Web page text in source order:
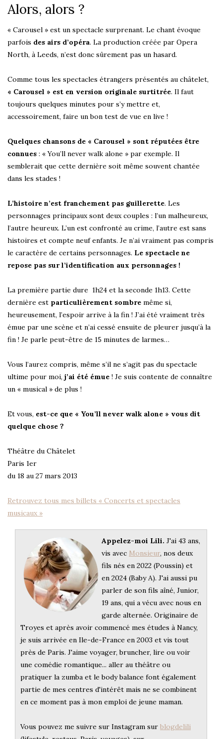
Alors, alors ?
« Carousel » est un spectacle surprenant. Le chant évoque
parfois des airs d’opéra. La production créée par Opera
North, à Leeds, n’est donc sûrement pas un hasard.
Comme tous les spectacles étrangers présentés au châtelet,
« Carousel » est en version originale surtitrée. Il faut
toujours quelques minutes pour s’y mettre et,
accessoirement, faire un bon test de vue en live !
Quelques chansons de « Carousel » sont réputées être
connues : « You’ll never walk alone » par exemple. Il
semblerait que cette dernière soit même souvent chantée
dans les stades !
L’histoire n’est franchement pas guillerette. Les
personnages principaux sont deux couples : l’un malheureux,
l’autre heureux. L’un est confronté au crime, l’autre est sans
histoires et compte neuf enfants. Je n’ai vraiment pas compris
le caractère de certains personnages. Le spectacle ne
repose pas sur l’identification aux personnages !
La première partie dure 1h24 et la seconde 1h13. Cette
dernière est particulièrement sombre même si,
heureusement, l’espoir arrive à la fin ! J’ai été vraiment très
émue par une scène et n’ai cessé ensuite de pleurer jusqu’à la
fin ! Je parle peut-être de 15 minutes de larmes…
Vous l’aurez compris, même s’il ne s’agit pas du spectacle
ultime pour moi, j’ai été émue ! Je suis contente de connaître
un « musical » de plus !
Et vous, est-ce que « You’ll never walk alone » vous dit
quelque chose ?
Théâtre du Châtelet
Paris 1er
du 18 au 27 mars 2013
Retrouvez tous mes billets « Concerts et spectacles
musicaux »
Appelez-moi Lili. J'ai 43 ans,
vis avec Monsieur, nos deux
fils nés en 2022 (Poussin) et
en 2024 (Baby A). J'ai aussi pu
parler de son fils aîné, Junior,
19 ans, qui a vécu avec nous en
garde alternée. Originaire de
Troyes et après avoir commencé mes études à Nancy,
je suis arrivée en Ile-de-France en 2003 et vis tout
près de Paris. J'aime voyager, bruncher, lire ou voir
une comédie romantique... aller au théâtre ou
pratiquer la zumba et le body balance font également
partie de mes centres d'intérêt mais ne se combinent
en ce moment pas à mon emploi de jeune maman.
Vous pouvez me suivre sur Instagram sur blogdelili